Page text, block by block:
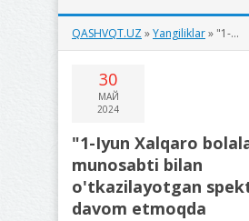
QASHVQT.UZ»Yangiliklar» "1-Iyun Xalqaro bolalar" kuni munosabti bilan o'tkazilayotgan spektakllarimiz davom etmoqda
30
МАЙ
2024
"1-Iyun Xalqaro
munosabti bilan
o'tkazilayotgan
davom etmoqda